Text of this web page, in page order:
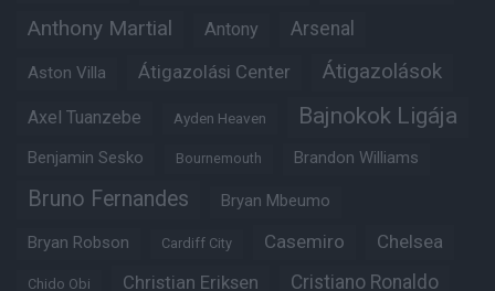
Anthony Martial Antony Arsenal
Aston Villa Átigazolási Center Átigazolások
Axel Tuanzebe Ayden Heaven Bajnokok Ligája
Benjamin Sesko Bournemouth Brandon Williams
Bruno Fernandes Bryan Mbeumo
Bryan Robson Cardiff City Casemiro Chelsea
Chido Obi Christian Eriksen Cristiano Ronaldo